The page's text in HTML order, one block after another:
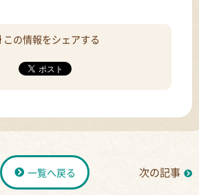
この情報をシェアする
一覧へ戻る 次の記事